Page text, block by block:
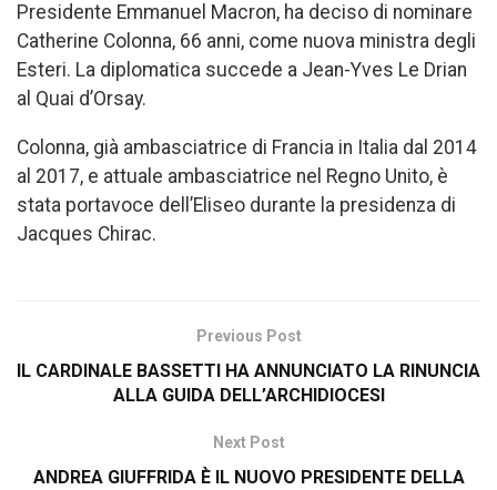
Presidente Emmanuel Macron, ha deciso di nominare
Catherine Colonna, 66 anni, come nuova ministra degli
Esteri. La diplomatica succede a Jean-Yves Le Drian
al Quai d’Orsay.
Colonna, già ambasciatrice di Francia in Italia dal 2014
al 2017, e attuale ambasciatrice nel Regno Unito, è
stata portavoce dell’Eliseo durante la presidenza di
Jacques Chirac.
Previous Post
IL CARDINALE BASSETTI HA ANNUNCIATO LA RINUNCIA
ALLA GUIDA DELL’ARCHIDIOCESI
Next Post
ANDREA GIUFFRIDA È IL NUOVO PRESIDENTE DELLA